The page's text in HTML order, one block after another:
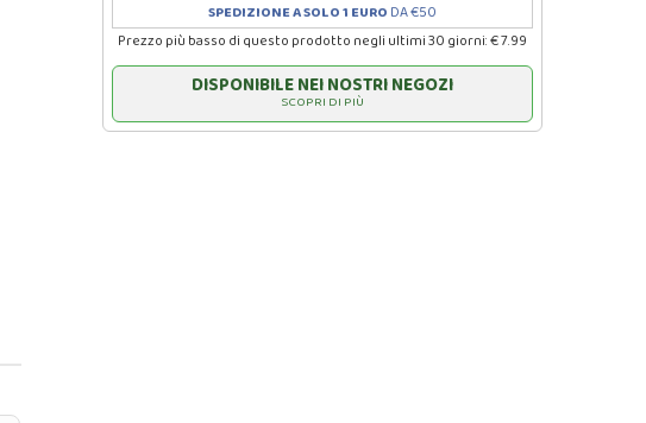
SPEDIZIONE A SOLO 1 EURO DA €50
Prezzo più basso di questo prodotto negli ultimi 30 giorni: € 7.99
DISPONIBILE NEI NOSTRI NEGOZI
SCOPRI DI PIÙ